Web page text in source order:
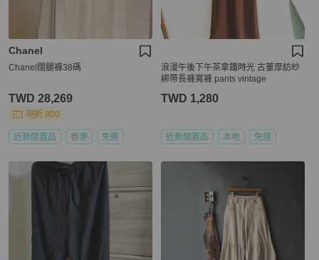
Chanel
Chanel闊腿褲38碼
TWD 28,269
現折 800
近新閒置品 香港 免運
浪漫午後下午茶拿鐵時光 古董厚紡紗
綁帶長褲寬褲 pants vintage
TWD 1,280
近新閒置品 本地 免運